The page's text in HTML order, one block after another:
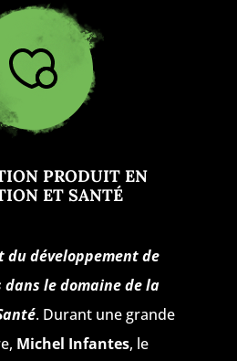
PRODUIT EN
ET SANTÉ
du développement de
le domaine de la
. Durant une grande
Michel Infantes, le